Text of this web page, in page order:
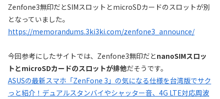
Zenfone3無印だとSIMスロットとmicroSDカードのスロットが別
となっていました。
https://memorandums.3ki3ki.com/zenfone3_announce/
今回参考にしたサイトでは、Zenfone3無印だとnanoSIMスロッ
トとmicroSDカードのスロットが排他だそうです。
ASUSの最新スマホ「ZenFone 3」の気になる仕様を台湾版でサク
っと紹介！デュアルスタンバイやシャッター音、4G LTE対応周波